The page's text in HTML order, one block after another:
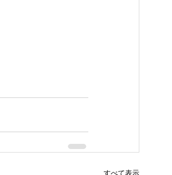
すべて表示